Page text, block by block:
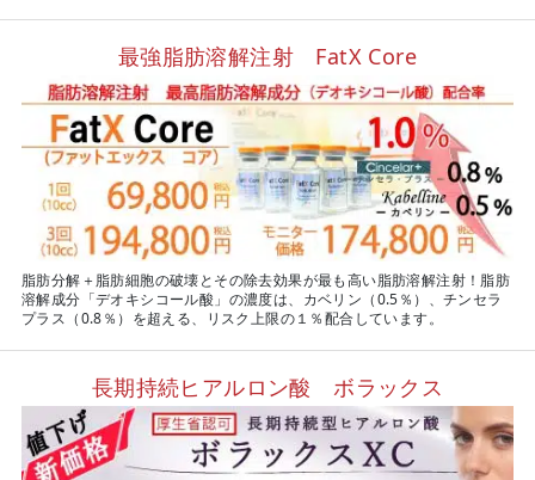
最強脂肪溶解注射 FatX Core
脂肪分解＋脂肪細胞の破壊とその除去効果が最も高い脂肪溶解注射！脂肪
溶解成分「デオキシコール酸」の濃度は、カベリン（0.5％）、チンセラ
プラス（0.8％）を超える、リスク上限の１％配合しています。
長期持続ヒアルロン酸 ボラックス